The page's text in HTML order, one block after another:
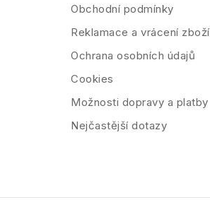
Obchodní podmínky
Reklamace a vrácení zboží
Ochrana osobních údajů
Cookies
Možnosti dopravy a platby
Nejčastější dotazy